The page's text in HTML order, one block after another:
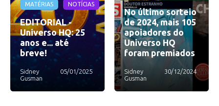
MATÉRIAS NOTÍCIAS
EDITORIAL -
Universo HQ: 25
anos e... até
breve!
Sidney
Gusman
05/01/2025
No último sorteio
de 2024, mais 105
apoiadores do
Universo HQ
foram premiados
Sidney
Gusman
30/12/2024